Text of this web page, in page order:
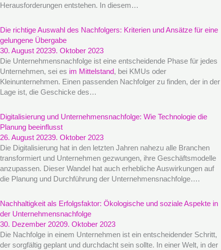
Herausforderungen entstehen. In diesem…
Die richtige Auswahl des Nachfolgers: Kriterien und Ansätze für eine
gelungene Übergabe
30. August 20239. Oktober 2023
Die Unternehmensnachfolge ist eine entscheidende Phase für jedes
Unternehmen, sei es im Mittelstand, bei KMUs oder
Kleinunternehmen. Einen passenden Nachfolger zu finden, der in der
Lage ist, die Geschicke des…
Digitalisierung und Unternehmensnachfolge: Wie Technologie die
Planung beeinflusst
26. August 20239. Oktober 2023
Die Digitalisierung hat in den letzten Jahren nahezu alle Branchen
transformiert und Unternehmen gezwungen, ihre Geschäftsmodelle
anzupassen. Dieser Wandel hat auch erhebliche Auswirkungen auf
die Planung und Durchführung der Unternehmensnachfolge….
Nachhaltigkeit als Erfolgsfaktor: Ökologische und soziale Aspekte in
der Unternehmensnachfolge
30. Dezember 20209. Oktober 2023
Die Nachfolge in einem Unternehmen ist ein entscheidender Schritt,
der sorgfältig geplant und durchdacht sein sollte. In einer Welt, in der